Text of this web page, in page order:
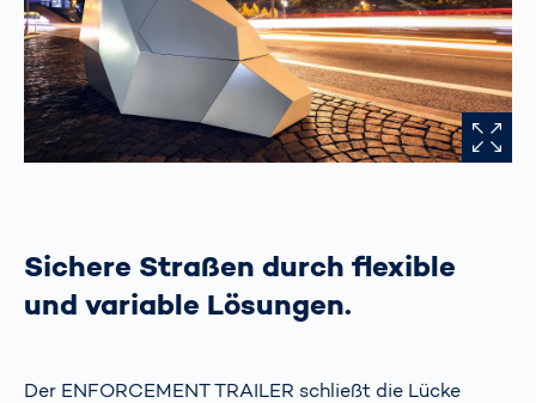
Sichere Straßen durch flexible
und variable Lösungen.
Der ENFORCEMENT TRAILER schließt die Lücke